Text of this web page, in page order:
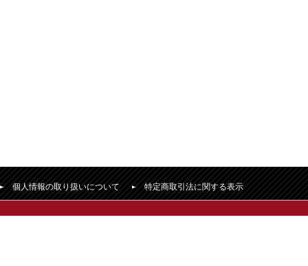
個人情報の取り扱いについて 特定商取引法に関する表示